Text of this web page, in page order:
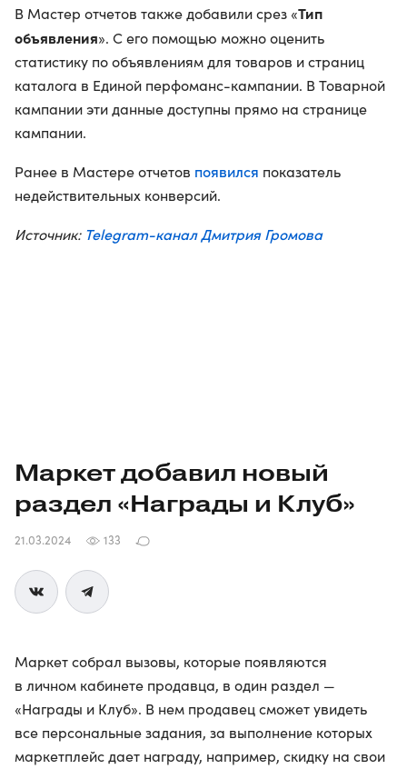
В Мастер отчетов также добавили срез «Тип
объявления». С его помощью можно оценить
статистику по объявлениям для товаров и страниц
каталога в Единой перфоманс-кампании. В Товарной
кампании эти данные доступны прямо на странице
кампании.
Ранее в Мастере отчетов появился показатель
недействительных конверсий.
Источник: Telegram-канал Дмитрия Громова
Маркет добавил новый
раздел «Награды и Клуб»
21.03.2024 133
Маркет собрал вызовы, которые появляются
в личном кабинете продавца, в один раздел —
«Награды и Клуб». В нем продавец сможет увидеть
все персональные задания, за выполнение которых
маркетплейс дает награду, например, скидку на свои